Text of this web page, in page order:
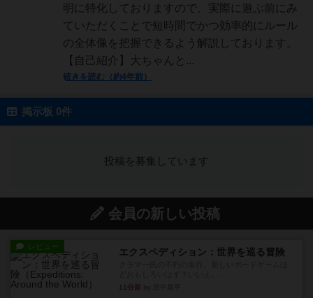
明に特化しておりますので、実際に遊ぶ前にみ
ていただくことで短時間でかつ効率的にルール
の全体像を把握できるよう解説しております。
【自己紹介】大ちゃんと...
続きを読む（約4年前）
掲示板 0件
投稿を募集しています
会員の新しい投稿
レビュー エクスペディション：世界を巡る冒険
11分前